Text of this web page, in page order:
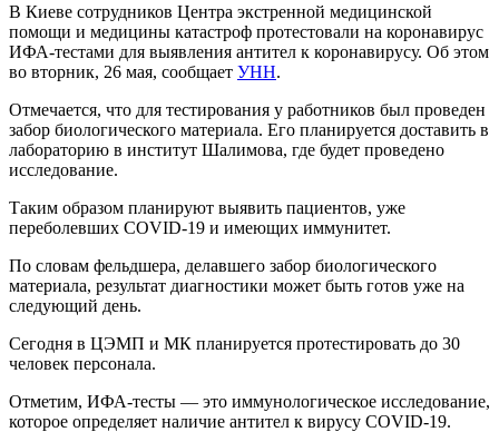
В Киеве сотрудников Центра экстренной медицинской
помощи и медицины катастроф протестовали на коронавирус
ИФА-тестами для выявления антител к коронавирусу. Об этом
во вторник, 26 мая, сообщает УНН.
Отмечается, что для тестирования у работников был проведен
забор биологического материала. Его планируется доставить в
лабораторию в институт Шалимова, где будет проведено
исследование.
Таким образом планируют выявить пациентов, уже
переболевших COVID-19 и имеющих иммунитет.
По словам фельдшера, делавшего забор биологического
материала, результат диагностики может быть готов уже на
следующий день.
Сегодня в ЦЭМП и МК планируется протестировать до 30
человек персонала.
Отметим, ИФА-тесты — это иммунологическое исследование,
которое определяет наличие антител к вирусу COVID-19.